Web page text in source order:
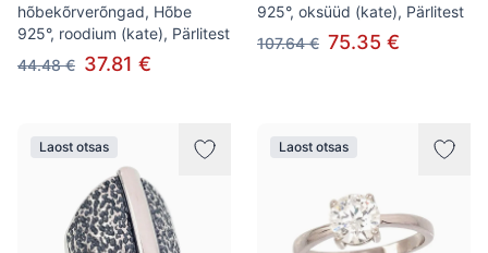
hõbekõrverõngad, Hõbe
925°, roodium (kate), Pärlitest
44.48 € 37.81 €
925°, oksüüd (kate), Pärlitest
107.64 € 75.35 €
Laost otsas Laost otsas